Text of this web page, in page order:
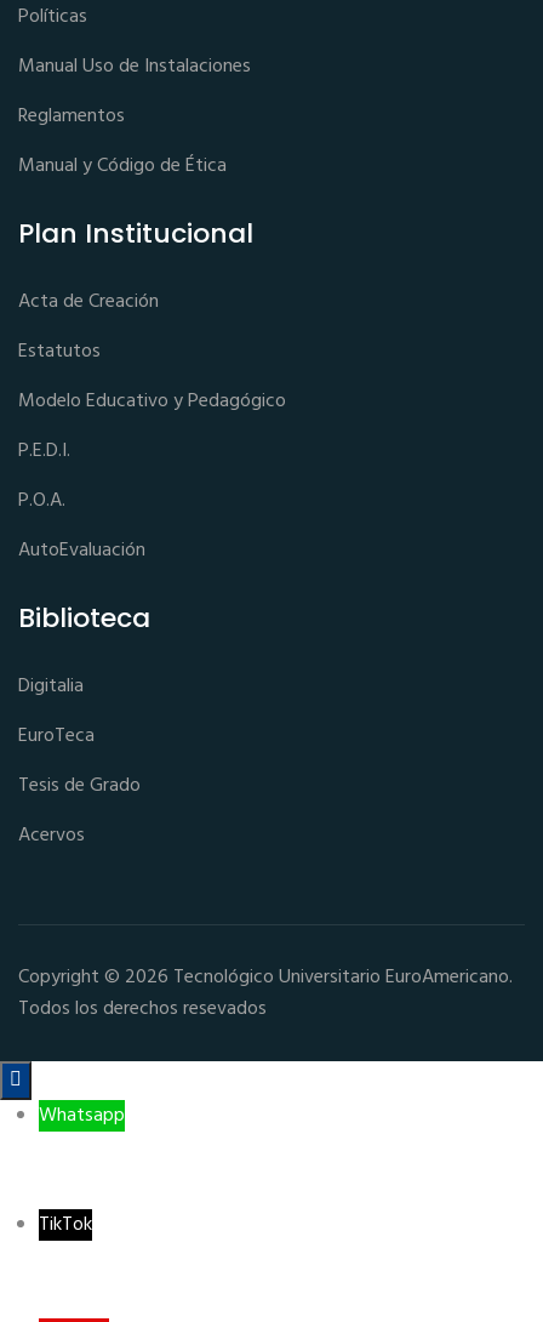
Políticas
Manual Uso de Instalaciones
Reglamentos
Manual y Código de Ética
Plan Institucional
Acta de Creación
Estatutos
Modelo Educativo y Pedagógico
P.E.D.I.
P.O.A.
AutoEvaluación
Biblioteca
Digitalia
EuroTeca
Tesis de Grado
Acervos
Copyright © 2026 Tecnológico Universitario EuroAmericano.
Todos los derechos resevados

Whatsapp
TikTok